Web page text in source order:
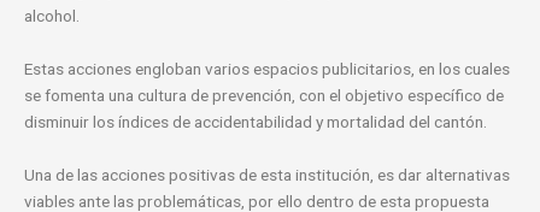
alcohol.
Estas acciones engloban varios espacios publicitarios, en los cuales
se fomenta una cultura de prevención, con el objetivo específico de
disminuir los índices de accidentabilidad y mortalidad del cantón.
Una de las acciones positivas de esta institución, es dar alternativas
viables ante las problemáticas, por ello dentro de esta propuesta